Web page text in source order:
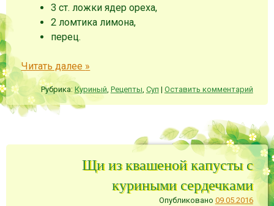
3 ст. ложки ядер ореха,
2 ломтика лимона,
перец.
Читать далее »
Рубрика: Куриный Рецепты Суп | Оставить комментарий
Щи из квашеной капусты с
куриными сердечками
Опубликовано 09.05.2016